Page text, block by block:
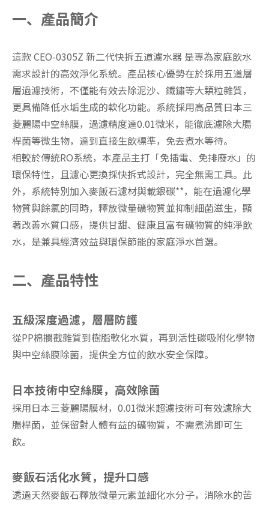
一、 產品簡介
這款 CEO-0305Z 新二代快拆五道濾水器 是專為家庭飲水
需求設計的高效淨化系統。產品核心優勢在於採用五道層
層過濾技術，不僅能有效去除泥沙、鐵鏽等大顆粒雜質，
更具備降低水垢生成的軟化功能。系統採用高品質日本三
菱麗陽中空絲膜，過濾精度達0.01微米，能徹底濾除大腸
桿菌等微生物，達到直接生飲標準，免去煮水等待。
相較於傳統RO系統，本產品主打「免插電、免排廢水」的
環保特性，且濾心更換採快拆式設計，完全無需工具。此
外，系統特別加入麥飯石濾材與載銀碳**，能在過濾化學
物質與餘氯的同時，釋放微量礦物質並抑制細菌滋生，顯
著改善水質口感，提供甘甜、健康且富有礦物質的純淨飲
水，是兼具經濟效益與環保節能的家庭淨水首選。
二、 產品特性
五級深度過濾，層層防護
從PP棉攔截雜質到樹脂軟化水質，再到活性碳吸附化學物
與中空絲膜除菌，提供全方位的飲水安全保障。
日本技術中空絲膜，高效除菌
採用日本三菱麗陽膜材，0.01微米超濾技術可有效濾除大
腸桿菌，並保留對人體有益的礦物質，不需煮沸即可生
飲。
麥飯石活化水質，提升口感
透過天然麥飯石釋放微量元素並細化水分子，消除水的苦